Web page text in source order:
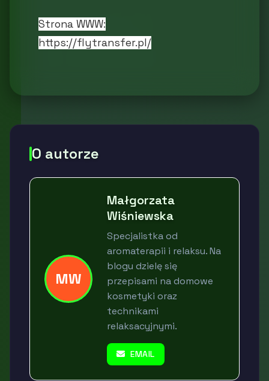
Strona WWW:
https://flytransfer.pl/
O autorze
MW
Małgorzata
Wiśniewska
Specjalistka od
aromaterapii i relaksu. Na
blogu dzielę się
przepisami na domowe
kosmetyki oraz
technikami
relaksacyjnymi.
EMAIL